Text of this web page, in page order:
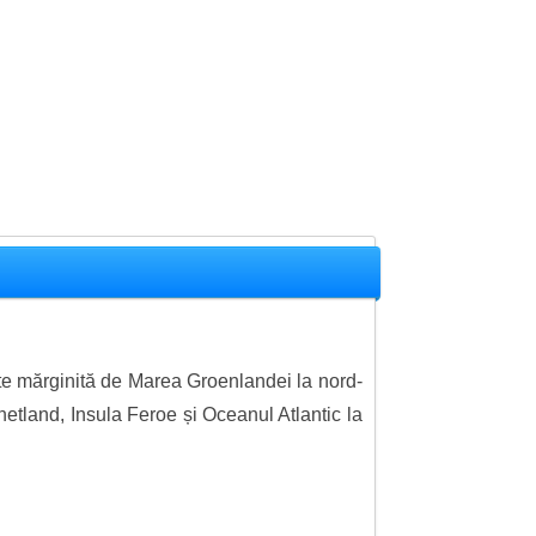
mărginită de Marea Groenlandei la nord-
Insula Feroe și Oceanul Atlantic la